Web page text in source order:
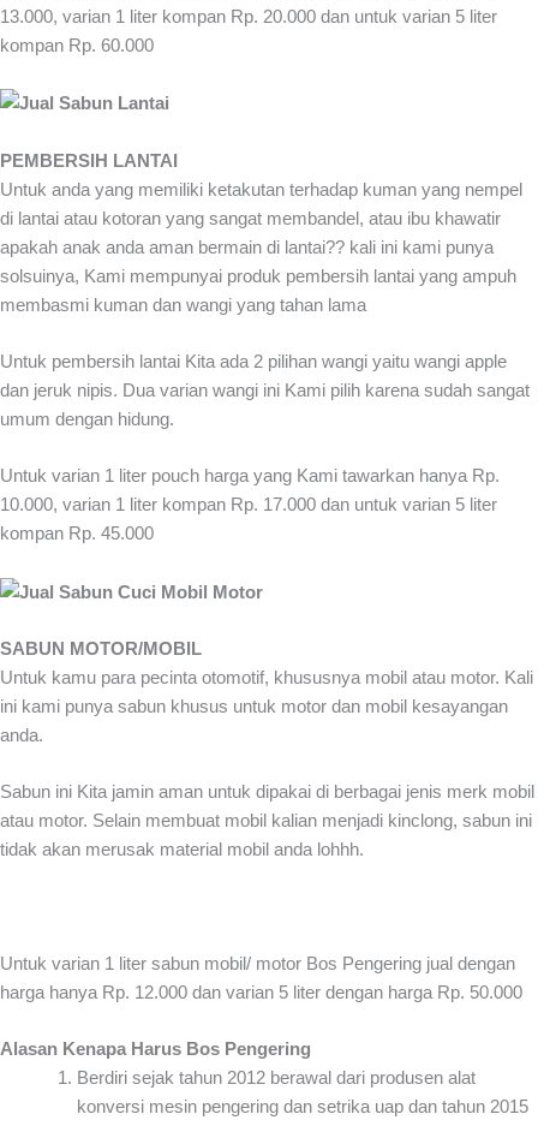
13.000, varian 1 liter kompan Rp. 20.000 dan untuk varian 5 liter
kompan Rp. 60.000
PEMBERSIH LANTAI
Untuk anda yang memiliki ketakutan terhadap kuman yang nempel
di lantai atau kotoran yang sangat membandel, atau ibu khawatir
apakah anak anda aman bermain di lantai?? kali ini kami punya
solsuinya, Kami mempunyai produk pembersih lantai yang ampuh
membasmi kuman dan wangi yang tahan lama
Untuk pembersih lantai Kita ada 2 pilihan wangi yaitu wangi apple
dan jeruk nipis. Dua varian wangi ini Kami pilih karena sudah sangat
umum dengan hidung.
Untuk varian 1 liter pouch harga yang Kami tawarkan hanya Rp.
10.000, varian 1 liter kompan Rp. 17.000 dan untuk varian 5 liter
kompan Rp. 45.000
SABUN MOTOR/MOBIL
Untuk kamu para pecinta otomotif, khususnya mobil atau motor. Kali
ini kami punya sabun khusus untuk motor dan mobil kesayangan
anda.
Sabun ini Kita jamin aman untuk dipakai di berbagai jenis merk mobil
atau motor. Selain membuat mobil kalian menjadi kinclong, sabun ini
tidak akan merusak material mobil anda lohhh.
Untuk varian 1 liter sabun mobil/ motor Bos Pengering jual dengan
harga hanya Rp. 12.000 dan varian 5 liter dengan harga Rp. 50.000
Alasan Kenapa Harus Bos Pengering
Berdiri sejak tahun 2012 berawal dari produsen alat
konversi mesin pengering dan setrika uap dan tahun 2015